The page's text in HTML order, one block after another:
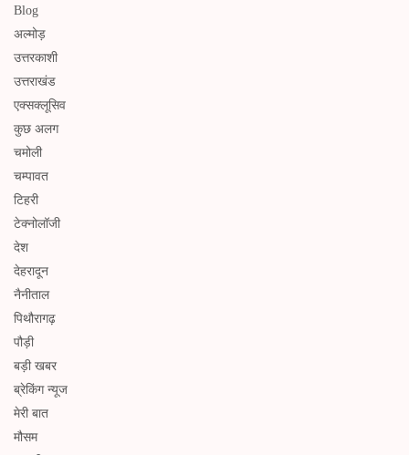
Blog
अल्मोड़
उत्तरकाशी
उत्तराखंड
एक्सक्लूसिव
कुछ अलग
चमोली
चम्पावत
टिहरी
टेक्नोलॉजी
देश
देहरादून
नैनीताल
पिथौरागढ़
पौड़ी
बड़ी खबर
ब्रेकिंग न्यूज
मेरी बात
मौसम